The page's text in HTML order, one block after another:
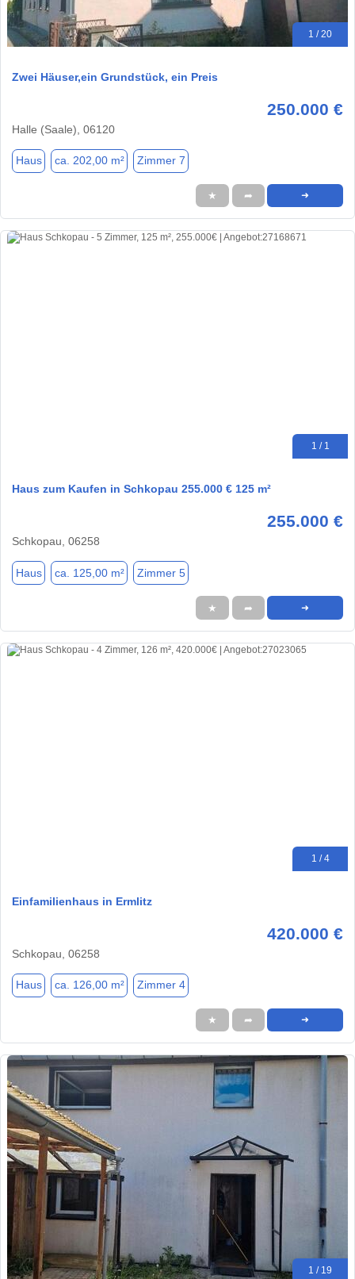
1 / 20
Zwei Häuser,ein Grundstück, ein Preis
250.000 €
Halle (Saale), 06120
Haus ca. 202,00 m² Zimmer 7
★ ➦ ➜
1 / 1
Haus zum Kaufen in Schkopau 255.000 € 125 m²
255.000 €
Schkopau, 06258
Haus ca. 125,00 m² Zimmer 5
★ ➦ ➜
1 / 4
Einfamilienhaus in Ermlitz
420.000 €
Schkopau, 06258
Haus ca. 126,00 m² Zimmer 4
★ ➦ ➜
1 / 19